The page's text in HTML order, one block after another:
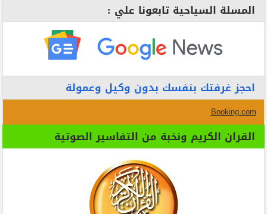
المسلة السياحية تابعونا علي :
احجز غرفتك بنفسك بدون وكيل وعمولة
Booking.com
القران الكريم ونخبة من التفاسير الصوتية